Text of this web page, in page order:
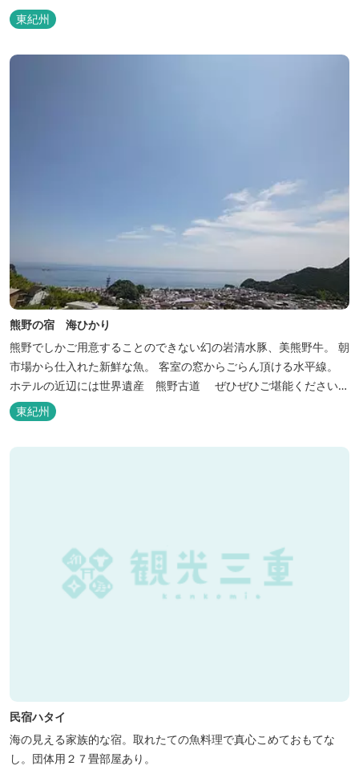
東紀州
熊野の宿 海ひかり
熊野でしかご用意することのできない幻の岩清水豚、美熊野牛。 朝
市場から仕入れた新鮮な魚。 客室の窓からごらん頂ける水平線。
ホテルの近辺には世界遺産 熊野古道 ぜひぜひご堪能くださいま
せ。
東紀州
民宿ハタイ
海の見える家族的な宿。取れたての魚料理で真心こめておもてな
し。団体用２７畳部屋あり。